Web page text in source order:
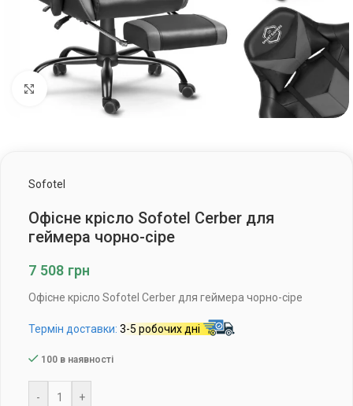
Клацніть, щоб збільшити
Sofotel
Офісне крісло Sofotel Cerber для
геймера чорно-сіре
7 508 грн
Офісне крісло Sofotel Cerber для геймера чорно-сіре
Термін доставки: 3-5 робочих дні
100 в наявності
- +